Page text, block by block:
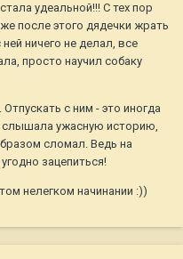
удеальной!!! С тех пор
после этого дядечки жрать
ничего не делал, все
просто научил собаку
с ним - это иногда
слышала ужасную историю,
сломал. Ведь на
зацепиться!
нелегком начинании :))